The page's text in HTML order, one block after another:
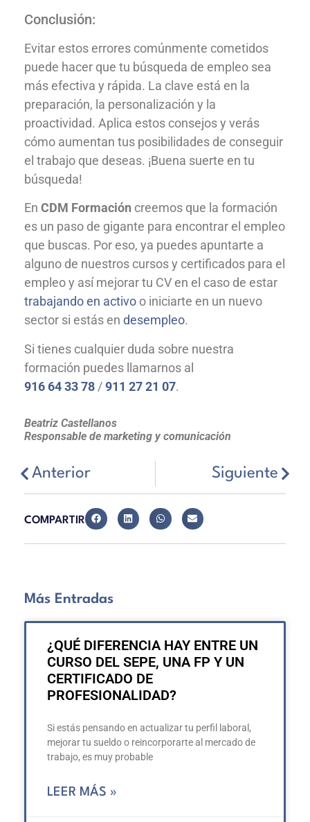
Conclusión:
Evitar estos errores comúnmente cometidos
puede hacer que tu búsqueda de empleo sea
más efectiva y rápida. La clave está en la
preparación, la personalización y la
proactividad. Aplica estos consejos y verás
cómo aumentan tus posibilidades de conseguir
el trabajo que deseas. ¡Buena suerte en tu
búsqueda!
En CDM Formación creemos que la formación
es un paso de gigante para encontrar el empleo
que buscas. Por eso, ya puedes apuntarte a
alguno de nuestros cursos y certificados para el
empleo y así mejorar tu CV en el caso de estar
trabajando en activo o iniciarte en un nuevo
sector si estás en desempleo.
Si tienes cualquier duda sobre nuestra
formación puedes llamarnos al
916 64 33 78 /911 27 21 07.
Beatriz Castellanos
Responsable de marketing y comunicación
Anterior Siguiente
COMPARTIR
Más Entradas
¿QUÉ DIFERENCIA HAY ENTRE UN
CURSO DEL SEPE, UNA FP Y UN
CERTIFICADO DE
PROFESIONALIDAD?
Si estás pensando en actualizar tu perfil laboral,
mejorar tu sueldo o reincorporarte al mercado de
trabajo, es muy probable
LEER MÁS »